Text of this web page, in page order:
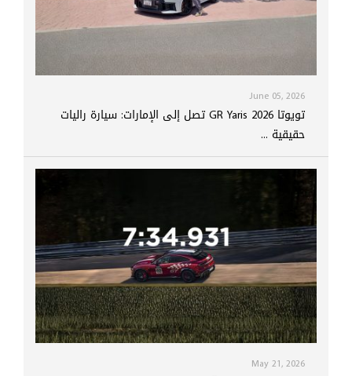
June 05, 2026
تويوتا GR Yaris 2026 تصل إلى الإمارات: سيارة راليات
حقيقية ...
May 21, 2026